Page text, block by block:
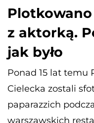
z aktorką.
jak było
Ponad 15 lat temu
Cielecka zostali
paparazzich
warszawskich